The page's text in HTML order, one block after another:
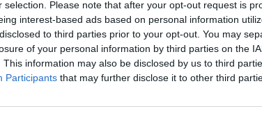
selection. Please note that after your opt-out request is
interest-based ads based on personal information
to third parties prior to your opt-out. You may
of your personal information by third parties on the
This information may also be disclosed by us to third
Participants that may further disclose it to other third
vištiena Auksas tik Lrytas.TV
Visi